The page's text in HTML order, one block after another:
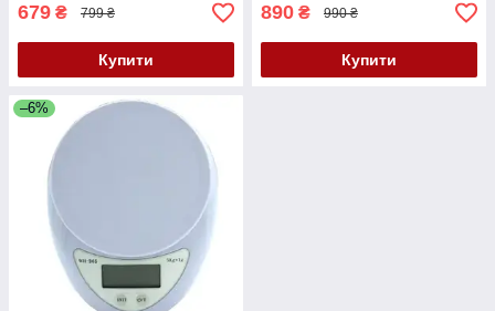
679 ₴ 799 ₴
Купити
890 ₴ 990 ₴
Купити
–6%